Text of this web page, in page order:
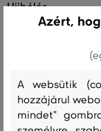
ujjbélés
POLIAMIDAzért,
A websütik
hozzájárul
mindet"